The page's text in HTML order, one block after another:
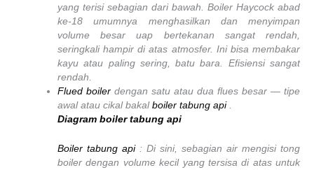
yang terisi sebagian dari bawah. Boiler Haycock abad
ke-18 umumnya menghasilkan dan menyimpan
volume besar uap bertekanan sangat rendah,
seringkali hampir di atas atmosfer. Ini bisa membakar
kayu atau paling sering, batu bara. Efisiensi sangat
rendah.
Flued boiler dengan satu atau dua flues besar — ​​tipe
awal atau cikal bakalboiler tabung api.
Diagram boiler tabung api
Boiler tabung api: Di sini, sebagian air mengisi tong
boiler dengan volume kecil yang tersisa di atas untuk